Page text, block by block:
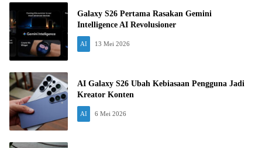
Galaxy S26 Pertama Rasakan Gemini
Intelligence AI Revolusioner
AI 13 Mei 2026
AI Galaxy S26 Ubah Kebiasaan Pengguna Jadi
Kreator Konten
AI 6 Mei 2026